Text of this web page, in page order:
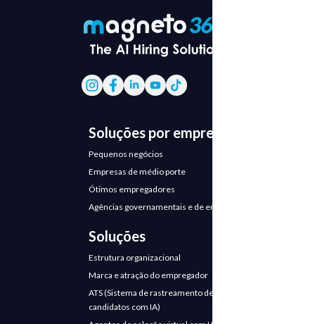
marca
empregadora
na Comfama |
Transformação
Bloco Temático
1: A narrativa
de Comfama
Por que “Gerente de Talentos
Humanos” e não CHRO
concentra na narrativa particular de
Comfama, que transforma posições
em papéis.
Soluções por empresa
Pequenos negócios
Empresas de médio porte
Ótimos empregadores
Agências governamentais e de emprego
Soluções
Estrutura organizacional
Marca e atração do empregador
ATS (Sistema de rastreamento de
candidatos com IA)